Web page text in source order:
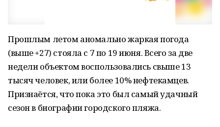
Прошлым летом аномально жаркая погода
(выше +27) стояла с 7 по 19 июня. Всего за две
недели объектом воспользовались свыше 13
тысяч человек, или более 10% нефтекамцев.
Признаётся, что пока это был самый удачный
сезон в биографии городского пляжа.